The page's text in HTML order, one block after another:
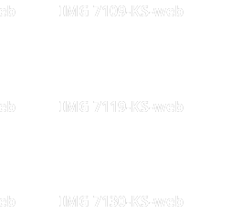
IMG 7109-KS-web
IMG 7119-KS-web
IMG 7130-KS-web